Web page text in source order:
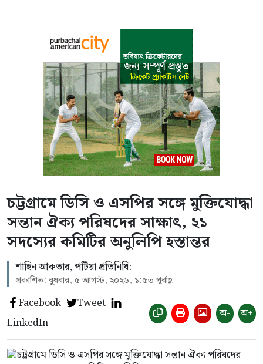
চট্টগ্রামে ডিসি ও এসপির সঙ্গে মুক্তিযোদ্ধা
সন্তান ঐক্য পরিষদের সাক্ষাৎ, ২১
সদস্যের কমিটির অনুলিপি হস্তান্তর
শাহিন আকতার, পটিয়া প্রতিনিধি:
প্রকাশিত: বুধবার, ৫ আগস্ট, ২০২৬, ১:৫৩ পূর্বাহ্ণ
Facebook
Tweet
LinkedIn
অ- অ+